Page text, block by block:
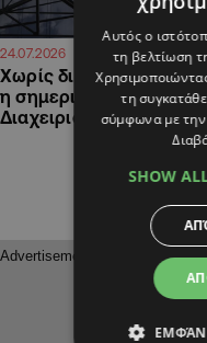
24.07.2026 10:02
Χωρίς διακοπές
η σημερινή μέρα,
Διαχειριστής
Αυτός ο
τη βελτίωση
τη
σύμφωνα με την
SHOW